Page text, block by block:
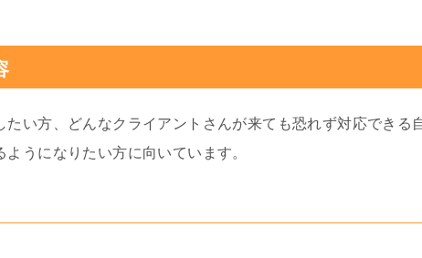
たい方、どんなクライアントさんが来ても恐れず対応できる
うになりたい方に向いています。